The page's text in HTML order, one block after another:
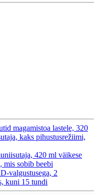
magamistoa lastele, 320
kaks pihustusrežiimi,
420 ml väikese
mis sobib beebi
valgustusega, 2
kuni 15 tundi